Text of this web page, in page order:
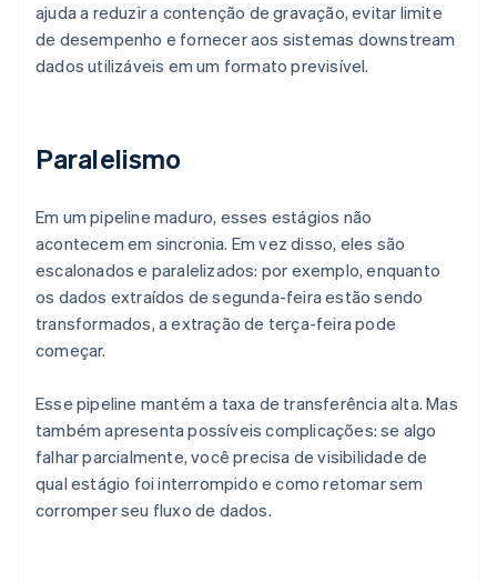
ajuda a reduzir a contenção de gravação, evitar limite
de desempenho e fornecer aos sistemas downstream
dados utilizáveis em um formato previsível.
Paralelismo
Em um pipeline maduro, esses estágios não
acontecem em sincronia. Em vez disso, eles são
escalonados e paralelizados: por exemplo, enquanto
os dados extraídos de segunda-feira estão sendo
transformados, a extração de terça-feira pode
começar.
Esse pipeline mantém a taxa de transferência alta. Mas
também apresenta possíveis complicações: se algo
falhar parcialmente, você precisa de visibilidade de
qual estágio foi interrompido e como retomar sem
corromper seu fluxo de dados.